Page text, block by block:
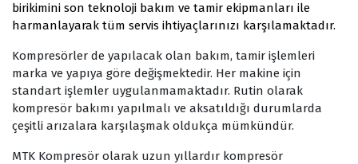
birikimini son teknoloji bakım ve tamir ekipmanları ile
harmanlayarak tüm servis ihtiyaçlarınızı karşılamaktadır.
Kompresörler de yapılacak olan bakım, tamir işlemleri
marka ve yapıya göre değişmektedir. Her makine için
standart işlemler uygulanmamaktadır. Rutin olarak
kompresör bakımı yapılmalı ve aksatıldığı durumlarda
çeşitli arızalara karşılaşmak oldukça mümkündür.
MTK Kompresör olarak uzun yıllardır kompresör